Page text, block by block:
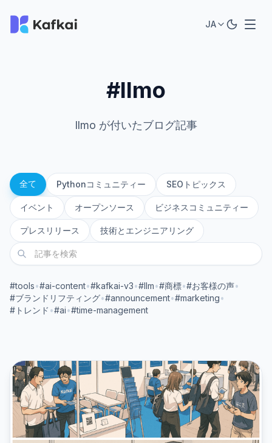
JA
#llmo
llmo が付いたブログ記事
全て Pythonコミュニティー SEOトピックス
イベント オープンソース ビジネスコミュニティー
プレスリリース 技術とエンジニアリング
#tools•#ai-content•#kafkai-v3•#llm•#商標•#お客様の声•
#ブランドリフティング•#announcement•#marketing•
#トレンド •#ai•#time-management